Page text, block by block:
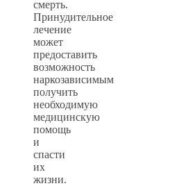
смерть.
Принудительное
лечение
может
предоставить
возможность
наркозависимым
получить
необходимую
медицинскую
помощь
и
спасти
их
жизни.